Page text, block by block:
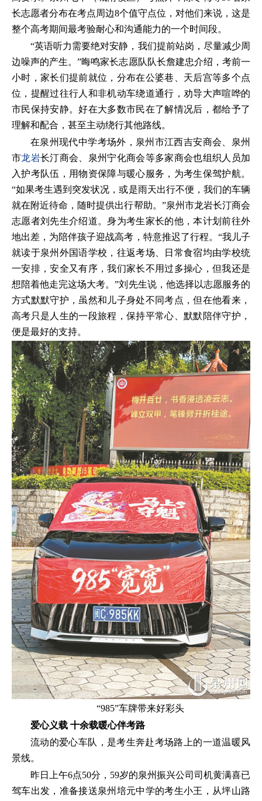
长志愿者分布在考点周边8个值守点位，对他们来说，这是
整个高考期间最考验耐心和沟通能力的一个时间段。
“英语听力需要绝对安静，我们提前站岗，尽量减少周
边噪声的产生。”晦鸣家长志愿队队长詹建忠介绍，考前一
小时，家长们提前就位，分布在公婆巷、天后宫等多个点
位，提醒过往行人和非机动车绕道通行，劝导大声喧哗的
市民保持安静。好在大多数市民在了解情况后，都给予了
理解和配合，甚至主动绕行其他路线。
在泉州现代中学考场外，泉州市江西吉安商会、泉州
市龙岩长汀商会、泉州宁化商会等多家商会也组织人员加
入护考队伍，用物资保障与暖心服务，为考生保驾护航。
“如果考生遇到突发状况，或是雨天出行不便，我们的车辆
就在附近待命，随时提供出行帮助。”泉州市龙岩长汀商会
志愿者刘先生介绍道。身为考生家长的他，本计划前往外
地出差，为陪伴孩子迎战高考，特意推迟了行程。“我儿子
就读于泉州外国语学校，往返考场、日常食宿均由学校统
一安排，安全又有序，我们家长不用过多操心，但我还是
想陪着他走完这场大考。”刘先生说，他选择以志愿服务的
方式默默守护，虽然和儿子身处不同考点，但在他看来，
高考只是人生的一段旅程，保持平常心、默默陪伴守护，
便是最好的支持。
“985”车牌带来好彩头
爱心义载 十余载暖心伴考路
流动的爱心车队，是考生奔赴考场路上的一道温暖风
景线。
昨日上午6点50分，59岁的泉州振兴公司司机黄满喜已
驾车出发，准备接送泉州培元中学的考生小王，从坪山路